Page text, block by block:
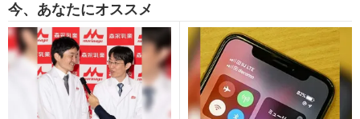
今、あなたにオススメ